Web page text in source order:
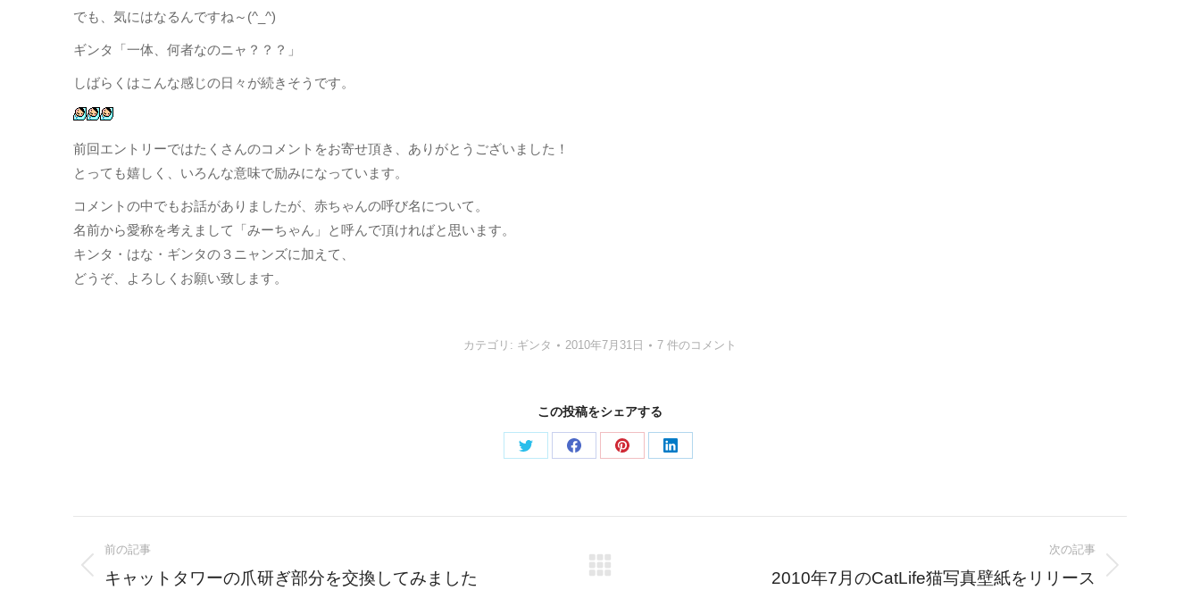
でも、気にはなるんですね～(^_^)
ギンタ「一体、何者なのニャ？？？」
しばらくはこんな感じの日々が続きそうです。
前回エントリーではたくさんのコメントをお寄せ頂き、ありがとうございました！
とっても嬉しく、いろんな意味で励みになっています。
コメントの中でもお話がありましたが、赤ちゃんの呼び名について。
名前から愛称を考えまして「みーちゃん」と呼んで頂ければと思います。
キンタ・はな・ギンタの３ニャンズに加えて、
どうぞ、よろしくお願い致します。
カテゴリ: ギンタ 2010年7月31日 7 件のコメント
この投稿をシェアする
Share
Share
Share
Share
navigation
前の記事
Previous
キャットタワーの爪研ぎ部分を交換してみました
次の記事
2010年7月のCatLife猫写真壁紙をリリース